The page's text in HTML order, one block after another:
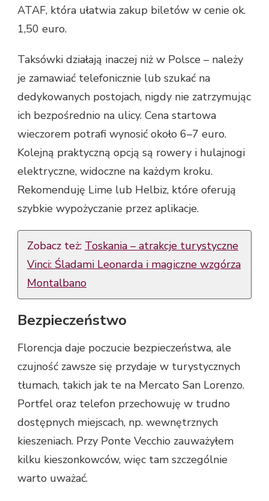
ATAF, która ułatwia zakup biletów w cenie ok.
1,50 euro.
Taksówki działają inaczej niż w Polsce – należy
je zamawiać telefonicznie lub szukać na
dedykowanych postojach, nigdy nie zatrzymując
ich bezpośrednio na ulicy. Cena startowa
wieczorem potrafi wynosić około 6–7 euro.
Kolejną praktyczną opcją są rowery i hulajnogi
elektryczne, widoczne na każdym kroku.
Rekomenduję Lime lub Helbiz, które oferują
szybkie wypożyczanie przez aplikacje.
Zobacz też: Toskania – atrakcje turystyczne
Vinci: Śladami Leonarda i magiczne wzgórza
Montalbano
Bezpieczeństwo
Florencja daje poczucie bezpieczeństwa, ale
czujność zawsze się przydaje w turystycznych
tłumach, takich jak te na Mercato San Lorenzo.
Portfel oraz telefon przechowuję w trudno
dostępnych miejscach, np. wewnętrznych
kieszeniach. Przy Ponte Vecchio zauważyłem
kilku kieszonkowców, więc tam szczególnie
warto uważać.